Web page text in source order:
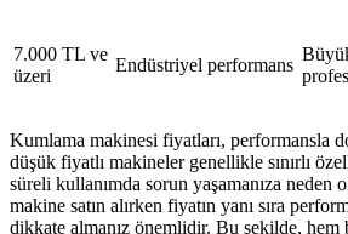
7.000 TL ve
üzeri
Endüstriyel performans
Kumlama makinesi fiyatları, performansla
düşük fiyatlı makineler genellikle sınırlı
süreli kullanımda sorun yaşamanıza neden
makine satın alırken fiyatın yanı sıra
dikkate almanız önemlidir. Bu şekilde,